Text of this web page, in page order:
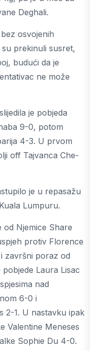
Deghali.
osvojenih
prekinuli susret,
budući da je
ne može
je pobjeda
9-0, potom
4-3. U prvom
off Tajvanca Che-
je u repasažu
Lumpuru.
od Njemice Share
protiv Florence
završni poraz od
Laura Lisac
nad
6-0 i
2-1. U nastavku ipak
Valentine Meneses
Sophie Du 4-0.